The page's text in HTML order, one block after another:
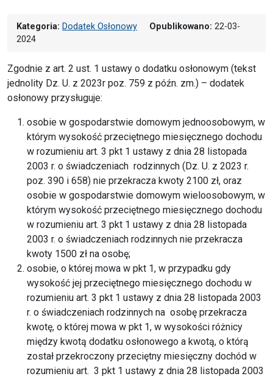
Kategoria: Dodatek Osłonowy Opublikowano: 22-03-
2024
Zgodnie z art. 2 ust. 1 ustawy o dodatku osłonowym (tekst
jednolity Dz. U. z 2023r poz. 759 z późn. zm.) – dodatek
osłonowy przysługuje:
osobie w gospodarstwie domowym jednoosobowym, w
którym wysokość przeciętnego miesięcznego dochodu
w rozumieniu art. 3 pkt 1 ustawy z dnia 28 listopada
2003 r. o świadczeniach rodzinnych (Dz. U. z 2023 r.
poz. 390 i 658) nie przekracza kwoty 2100 zł, oraz
osobie w gospodarstwie domowym wieloosobowym, w
którym wysokość przeciętnego miesięcznego dochodu
w rozumieniu art. 3 pkt 1 ustawy z dnia 28 listopada
2003 r. o świadczeniach rodzinnych nie przekracza
kwoty 1500 zł na osobę;
osobie, o której mowa w pkt 1, w przypadku gdy
wysokość jej przeciętnego miesięcznego dochodu w
rozumieniu art. 3 pkt 1 ustawy z dnia 28 listopada 2003
r. o świadczeniach rodzinnych na osobę przekracza
kwotę, o której mowa w pkt 1, w wysokości różnicy
między kwotą dodatku osłonowego a kwotą, o którą
został przekroczony przeciętny miesięczny dochód w
rozumieniu art. 3 pkt 1 ustawy z dnia 28 listopada 2003